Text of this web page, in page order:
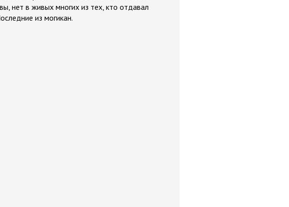
нет в живых многих из тех, кто отдавал
из могикан.